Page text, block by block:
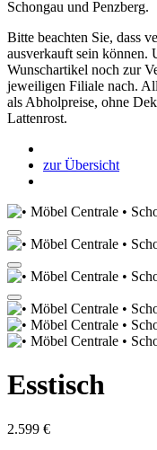
Schongau und Penzberg.
Bitte beachten Sie, dass
ausverkauft sein können.
Wunschartikel noch zur
jeweiligen Filiale nach.
als Abholpreise, ohne
Lattenrost.
zur Übersicht
Esstisch
2.599 €